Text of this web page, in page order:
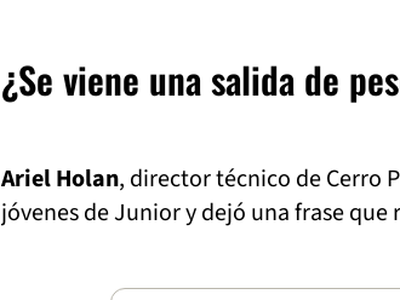
¿Se viene una salida de
Ariel Holan, director técnico de Cerro
jóvenes de Junior y dejó una frase